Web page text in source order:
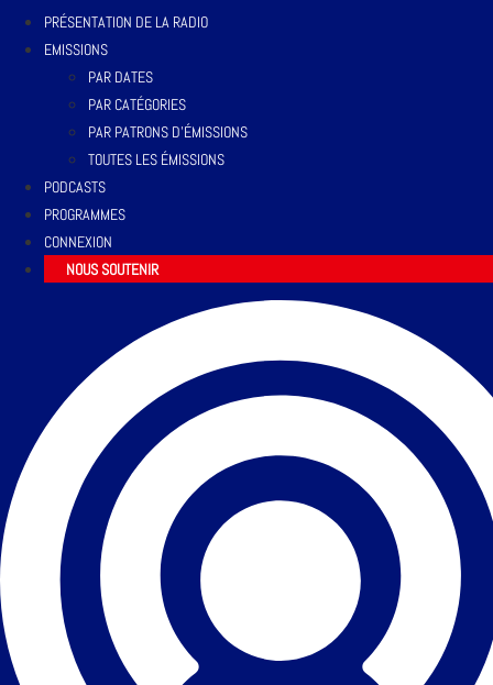
PRÉSENTATION DE LA RADIO
EMISSIONS
PAR DATES
PAR CATÉGORIES
PAR PATRONS D’ÉMISSIONS
TOUTES LES ÉMISSIONS
PODCASTS
PROGRAMMES
CONNEXION
NOUS SOUTENIR